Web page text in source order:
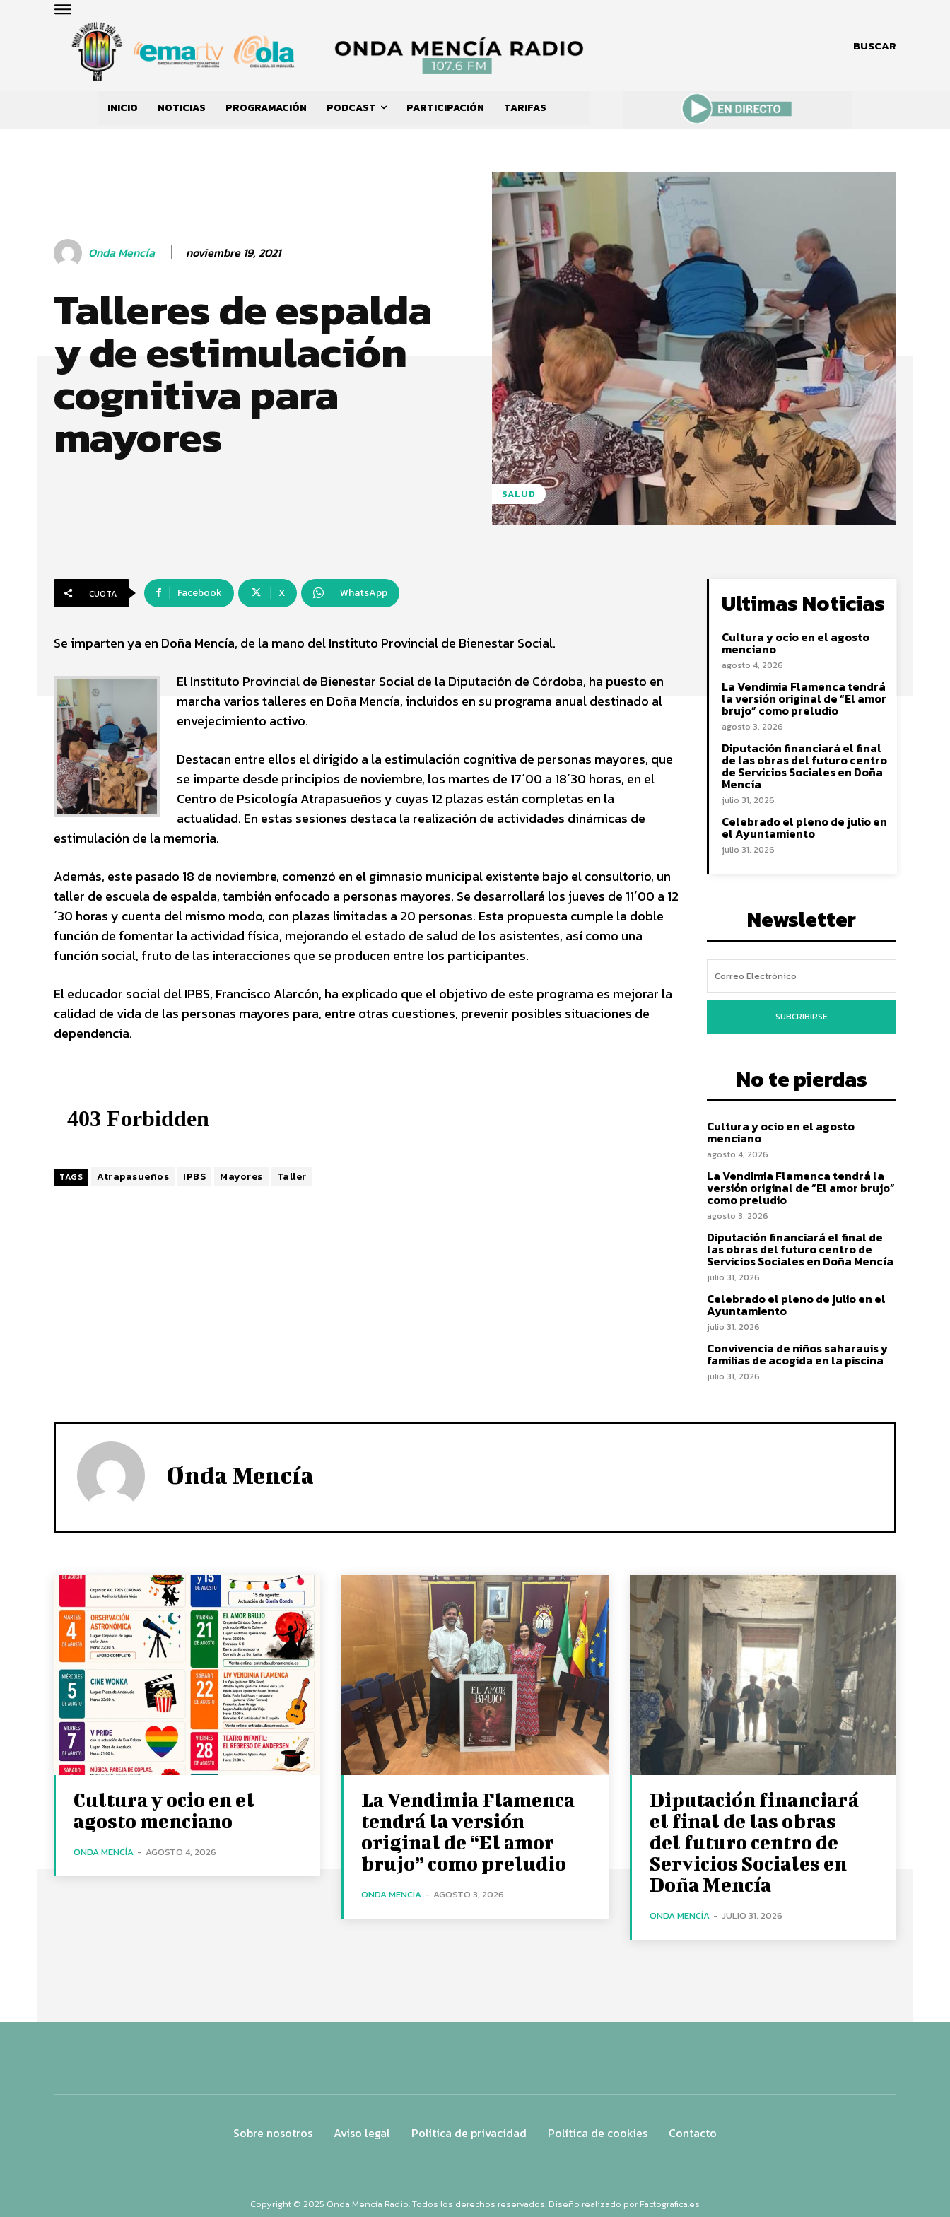
BUSCAR
INICIO NOTICIAS PROGRAMACIÓN PODCAST PARTICIPACIÓN TARIFAS
Onda Mencía noviembre 19, 2021
Talleres de espalda
y de estimulación
cognitiva para
mayores
SALUD
CUOTA Facebook X WhatsApp
Se imparten ya en Doña Mencía, de la mano del Instituto Provincial de Bienestar Social.
El Instituto Provincial de Bienestar Social de la Diputación de Córdoba, ha puesto en
marcha varios talleres en Doña Mencía, incluidos en su programa anual destinado al
envejecimiento activo.
Destacan entre ellos el dirigido a la estimulación cognitiva de personas mayores, que
se imparte desde principios de noviembre, los martes de 17´00 a 18´30 horas, en el
Centro de Psicología Atrapasueños y cuyas 12 plazas están completas en la
actualidad. En estas sesiones destaca la realización de actividades dinámicas de
estimulación de la memoria.
Además, este pasado 18 de noviembre, comenzó en el gimnasio municipal existente bajo el consultorio, un
taller de escuela de espalda, también enfocado a personas mayores. Se desarrollará los jueves de 11´00 a 12
´30 horas y cuenta del mismo modo, con plazas limitadas a 20 personas. Esta propuesta cumple la doble
función de fomentar la actividad física, mejorando el estado de salud de los asistentes, así como una
función social, fruto de las interacciones que se producen entre los participantes.
El educador social del IPBS, Francisco Alarcón, ha explicado que el objetivo de este programa es mejorar la
calidad de vida de las personas mayores para, entre otras cuestiones, prevenir posibles situaciones de
dependencia.
TAGS Atrapasueños IPBS Mayores Taller
Ultimas Noticias
Cultura y ocio en el agosto
menciano
agosto 4, 2026
La Vendimia Flamenca tendrá
la versión original de “El amor
brujo” como preludio
agosto 3, 2026
Diputación financiará el final
de las obras del futuro centro
de Servicios Sociales en Doña
Mencía
julio 31, 2026
Celebrado el pleno de julio en
el Ayuntamiento
julio 31, 2026
Newsletter
SUBCRIBIRSE
No te pierdas
Cultura y ocio en el agosto
menciano
agosto 4, 2026
La Vendimia Flamenca tendrá la
versión original de “El amor brujo”
como preludio
agosto 3, 2026
Diputación financiará el final de
las obras del futuro centro de
Servicios Sociales en Doña Mencía
julio 31, 2026
Celebrado el pleno de julio en el
Ayuntamiento
julio 31, 2026
Convivencia de niños saharauis y
familias de acogida en la piscina
julio 31, 2026
Onda Mencía
Cultura y ocio en el
agosto menciano
ONDA MENCÍA - AGOSTO 4, 2026
La Vendimia Flamenca
tendrá la versión
original de “El amor
brujo” como preludio
ONDA MENCÍA - AGOSTO 3, 2026
Diputación financiará
el final de las obras
del futuro centro de
Servicios Sociales en
Doña Mencía
ONDA MENCÍA - JULIO 31, 2026
Sobre nosotros Aviso legal Política de privacidad Política de cookies Contacto
Copyright © 2025 Onda Mencía Radio. Todos los derechos reservados. Diseño realizado por Factografica.es